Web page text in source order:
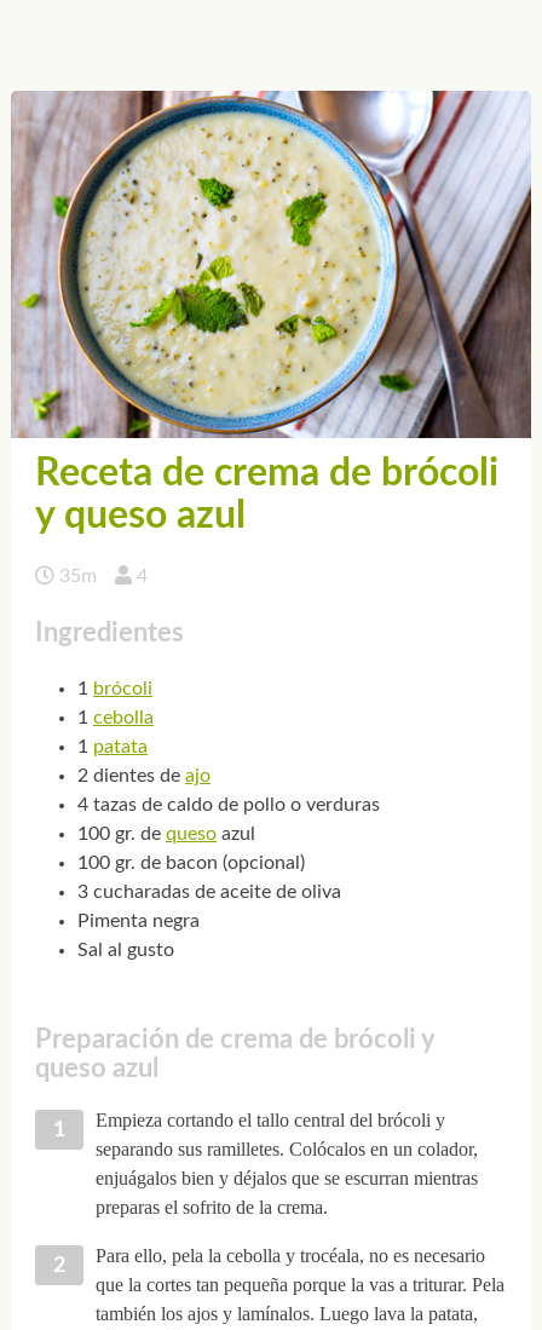
Receta de crema de brócoli
y queso azul
35m 4
Ingredientes
1
brócoli
1 cebolla
1 patata
2 dientes de ajo
4 tazas de caldo de pollo o verduras
100 gr. de quesoazul
100 gr. de bacon (opcional)
3 cucharadas de aceite de oliva
Pimenta negra
Sal al gusto
Preparación de crema de brócoli y
queso azul
Empieza cortando el tallo central del brócoli y
separando sus ramilletes. Colócalos en un colador,
enjuágalos bien y déjalos que se escurran mientras
preparas el sofrito de la crema.
Para ello, pela la cebolla y trocéala, no es necesario
que la cortes tan pequeña porque la vas a triturar. Pela
también los ajos y lamínalos. Luego lava la patata,